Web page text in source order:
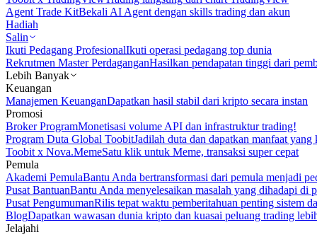
Agent Trade KitBekali AI Agent dengan skills trading dan akun
Hadiah
Salin
Ikuti Pedagang ProfesionalIkuti operasi pedagang top dunia
Rekrutmen Master PerdaganganHasilkan pendapatan tinggi dari
Lebih Banyak
Keuangan
Manajemen KeuanganDapatkan hasil stabil dari kripto secara instan
Promosi
Broker ProgramMonetisasi volume API dan infrastruktur trading!
Program Duta Global ToobitJadilah duta dan dapatkan manfaat
Toobit x Nova.MemeSatu klik untuk Meme, transaksi super cepat
Pemula
Akademi PemulaBantu Anda bertransformasi dari pemula menjadi
Pusat BantuanBantu Anda menyelesaikan masalah yang dihadapi di
Pusat PengumumanRilis tepat waktu pemberitahuan penting sistem
BlogDapatkan wawasan dunia kripto dan kuasai peluang trading
Jelajahi